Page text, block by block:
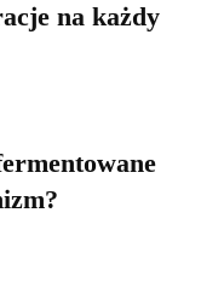
na każdy